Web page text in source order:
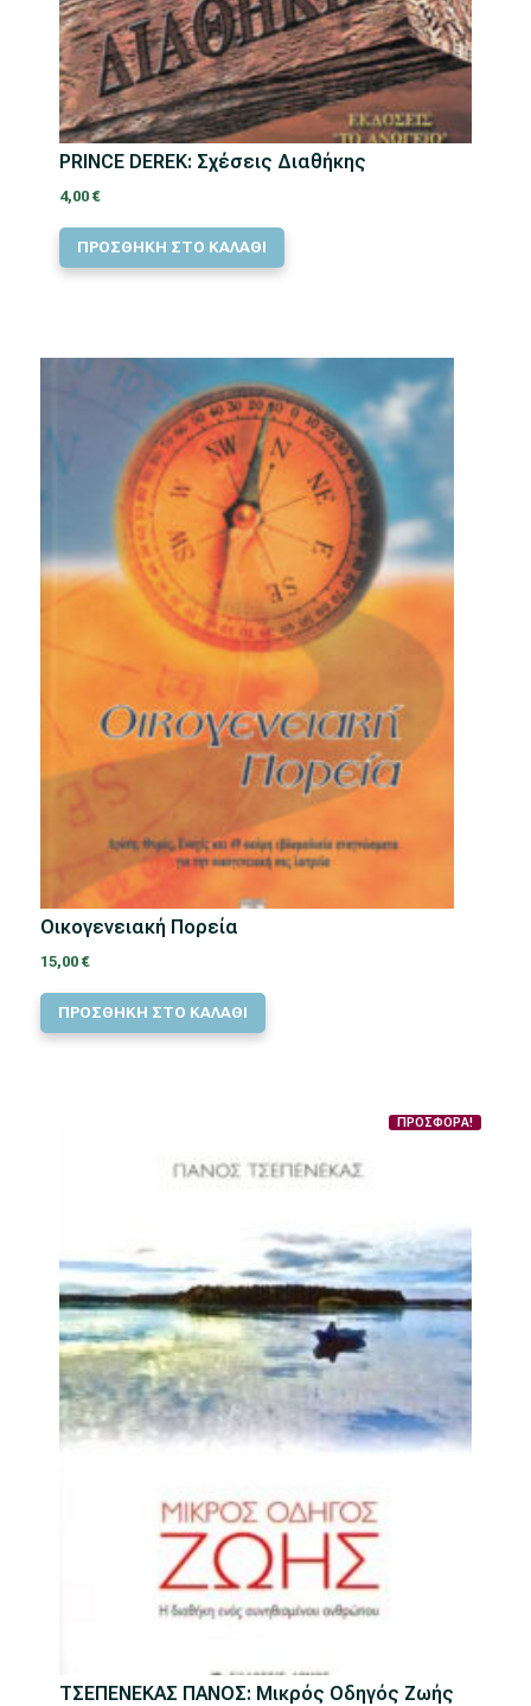
PRINCE DEREK: Σχέσεις Διαθήκης
4,00 €
ΠΡΟΣΘΗΚΗ ΣΤΟ ΚΑΛΑΘΙ
Οικογενειακή Πορεία
15,00€
ΠΡΟΣΘΗΚΗ ΣΤΟ ΚΑΛΑΘΙ
ΠΡΟΣΦΟΡΑ!
ΤΣΕΠΕΝΕΚΑΣ ΠΑΝΟΣ: Μικρός Οδηγός Ζωής